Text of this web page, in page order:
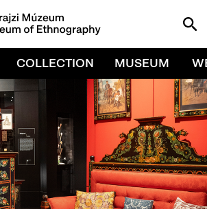
COLLECTION MUSEUM